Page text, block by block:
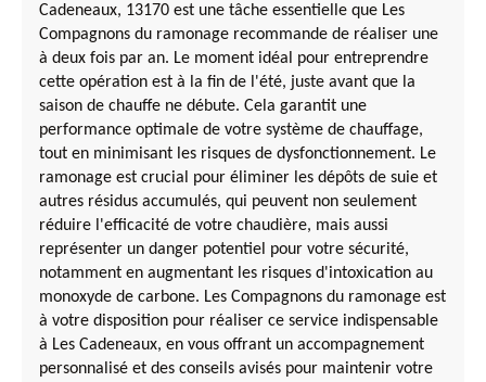
Cadeneaux, 13170 est une tâche essentielle que Les
Compagnons du ramonage recommande de réaliser une
à deux fois par an. Le moment idéal pour entreprendre
cette opération est à la fin de l'été, juste avant que la
saison de chauffe ne débute. Cela garantit une
performance optimale de votre système de chauffage,
tout en minimisant les risques de dysfonctionnement. Le
ramonage est crucial pour éliminer les dépôts de suie et
autres résidus accumulés, qui peuvent non seulement
réduire l'efficacité de votre chaudière, mais aussi
représenter un danger potentiel pour votre sécurité,
notamment en augmentant les risques d'intoxication au
monoxyde de carbone. Les Compagnons du ramonage est
à votre disposition pour réaliser ce service indispensable
à Les Cadeneaux, en vous offrant un accompagnement
personnalisé et des conseils avisés pour maintenir votre